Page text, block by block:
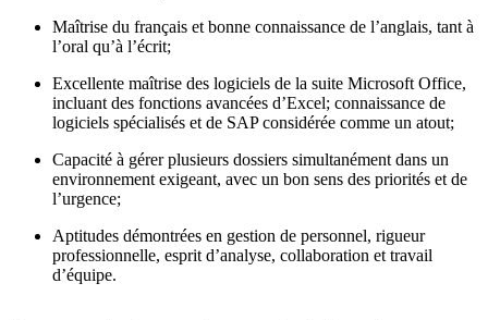
Maîtrise du français et bonne connaissance de l’anglais, tant à
l’oral qu’à l’écrit;
Excellente maîtrise des logiciels de la suite Microsoft Office,
incluant des fonctions avancées d’Excel; connaissance de
logiciels spécialisés et de SAP considérée comme un atout;
Capacité à gérer plusieurs dossiers simultanément dans un
environnement exigeant, avec un bon sens des priorités et de
l’urgence;
Aptitudes démontrées en gestion de personnel, rigueur
professionnelle, esprit d’analyse, collaboration et travail
d’équipe.